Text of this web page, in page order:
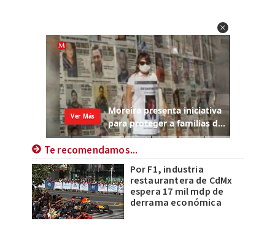
Te recomendamos...
Por F1, industria
restaurantera de CdMx
espera 17 mil mdp de
derrama económica